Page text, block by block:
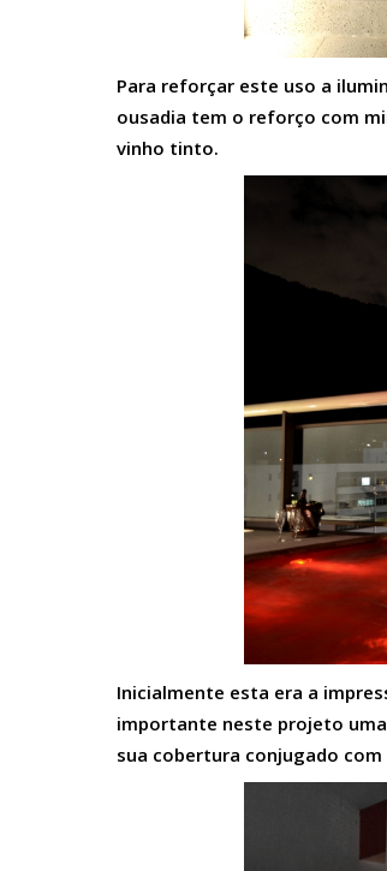
Para reforçar este uso a
ousadia tem o reforço com
vinho tinto.
Inicialmente esta era a
importante neste projeto
sua cobertura conjugado